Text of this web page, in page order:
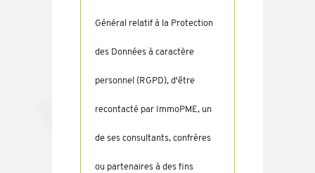
Général relatif à la Protection
des Données à caractère
personnel (RGPD), d'être
recontacté par ImmoPME, un
de ses consultants, confrères
ou partenaires à des fins